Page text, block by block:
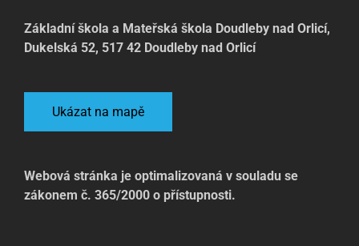
Základní škola a Mateřská škola Doudleby nad Orlicí,
Dukelská 52, 517 42 Doudleby nad Orlicí
Ukázat na mapě
Webová stránka je optimalizovaná v souladu se
zákonem č. 365/2000 o přístupnosti.